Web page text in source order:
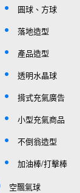
圓球、方球
落地造型
產品造型
透明水晶球
揹式充氣廣告
小型充氣商品
不倒翁造型
加油棒/打擊棒
空飄氣球